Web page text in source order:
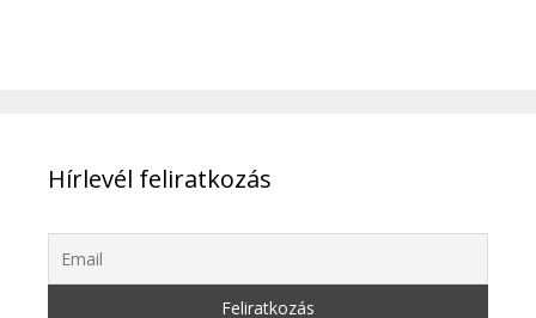
Hírlevél feliratkozás